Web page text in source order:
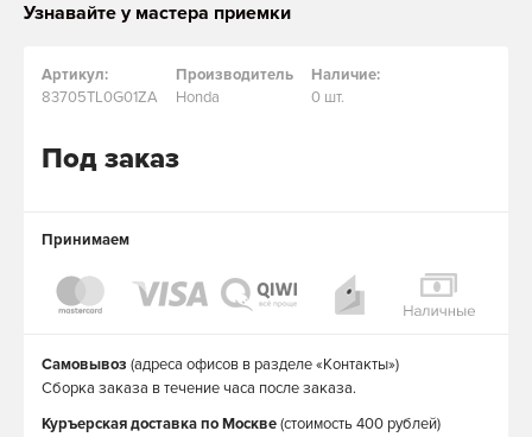
Узнавайте у мастера приемки
Артикул:
83705TL0G01ZA
Производитель
Honda
Наличие:
0 шт.
Под заказ
Принимаем
Самовывоз (адреса офисов в разделе «Контакты»)
Сборка заказа в течение часа после заказа.
Куръерская доставка по Москве(стоимость 400 рублей)